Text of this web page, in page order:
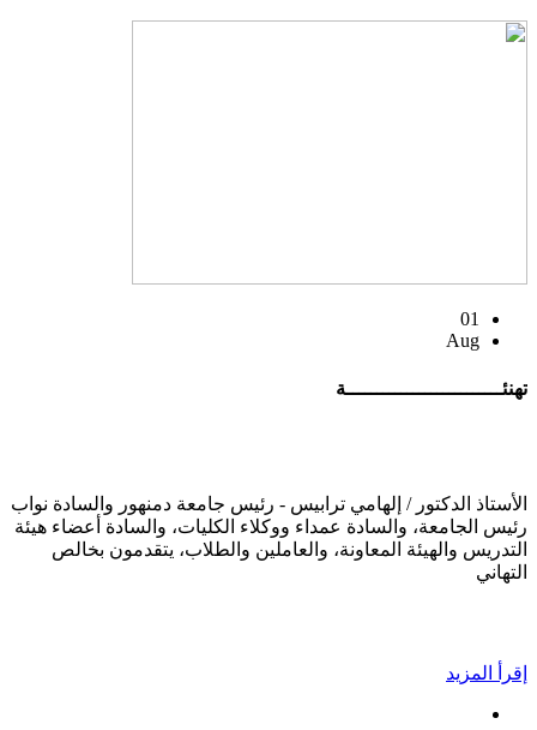
01
Aug
تهنئــــــــــــــــــــــــــة
الأستاذ الدكتور / إلهامي ترابيس - رئيس جامعة دمنهور والسادة نواب
رئيس الجامعة، والسادة عمداء ووكلاء الكليات، والسادة أعضاء هيئة
التدريس والهيئة المعاونة، والعاملين والطلاب، يتقدمون بخالص
التهاني
إقرأ المزيد